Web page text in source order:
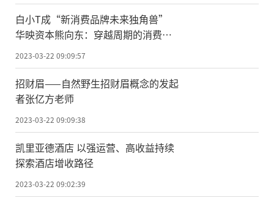
白小T成“新消费品牌未来独角兽”
华映资本熊向东：穿越周期的消费品
牌才能韧性增长
2023-03-22 09:09:57
招财眉——自然野生招财眉概念的发起
者张亿方老师
2023-03-22 09:09:38
凯里亚德酒店 以强运营、高收益持续
探索酒店增收路径
2023-03-22 09:02:39